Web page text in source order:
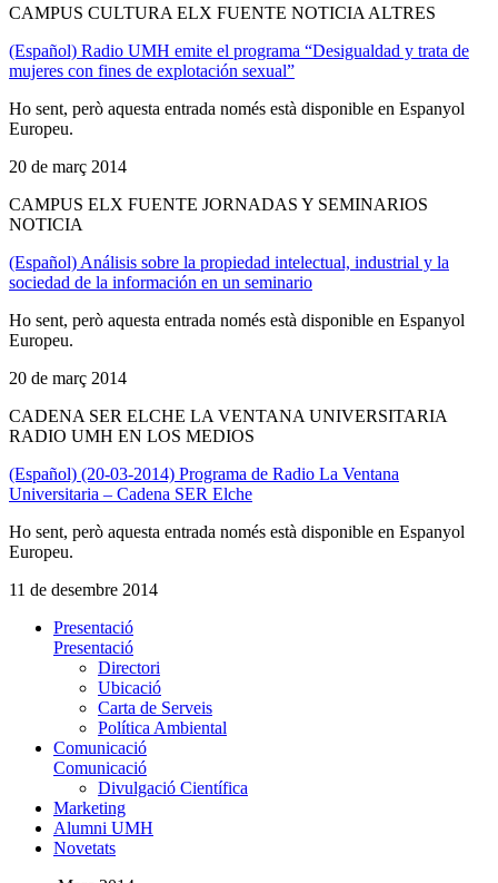
CAMPUS CULTURA ELX FUENTE NOTICIA ALTRES
(Español) Radio UMH emite el programa “Desigualdad y trata de
mujeres con fines de explotación sexual”
Ho sent, però aquesta entrada només està disponible en Espanyol
Europeu.
20 de març 2014
CAMPUS ELX FUENTE JORNADAS Y SEMINARIOS
NOTICIA
(Español) Análisis sobre la propiedad intelectual, industrial y la
sociedad de la información en un seminario
Ho sent, però aquesta entrada només està disponible en Espanyol
Europeu.
20 de març 2014
CADENA SER ELCHE LA VENTANA UNIVERSITARIA
RADIO UMH EN LOS MEDIOS
(Español) (20-03-2014) Programa de Radio La Ventana
Universitaria – Cadena SER Elche
Ho sent, però aquesta entrada només està disponible en Espanyol
Europeu.
11 de desembre 2014
Presentació
Presentació
Directori
Ubicació
Carta de Serveis
Política Ambiental
Comunicació
Comunicació
Divulgació Científica
Marketing
Alumni UMH
Novetats